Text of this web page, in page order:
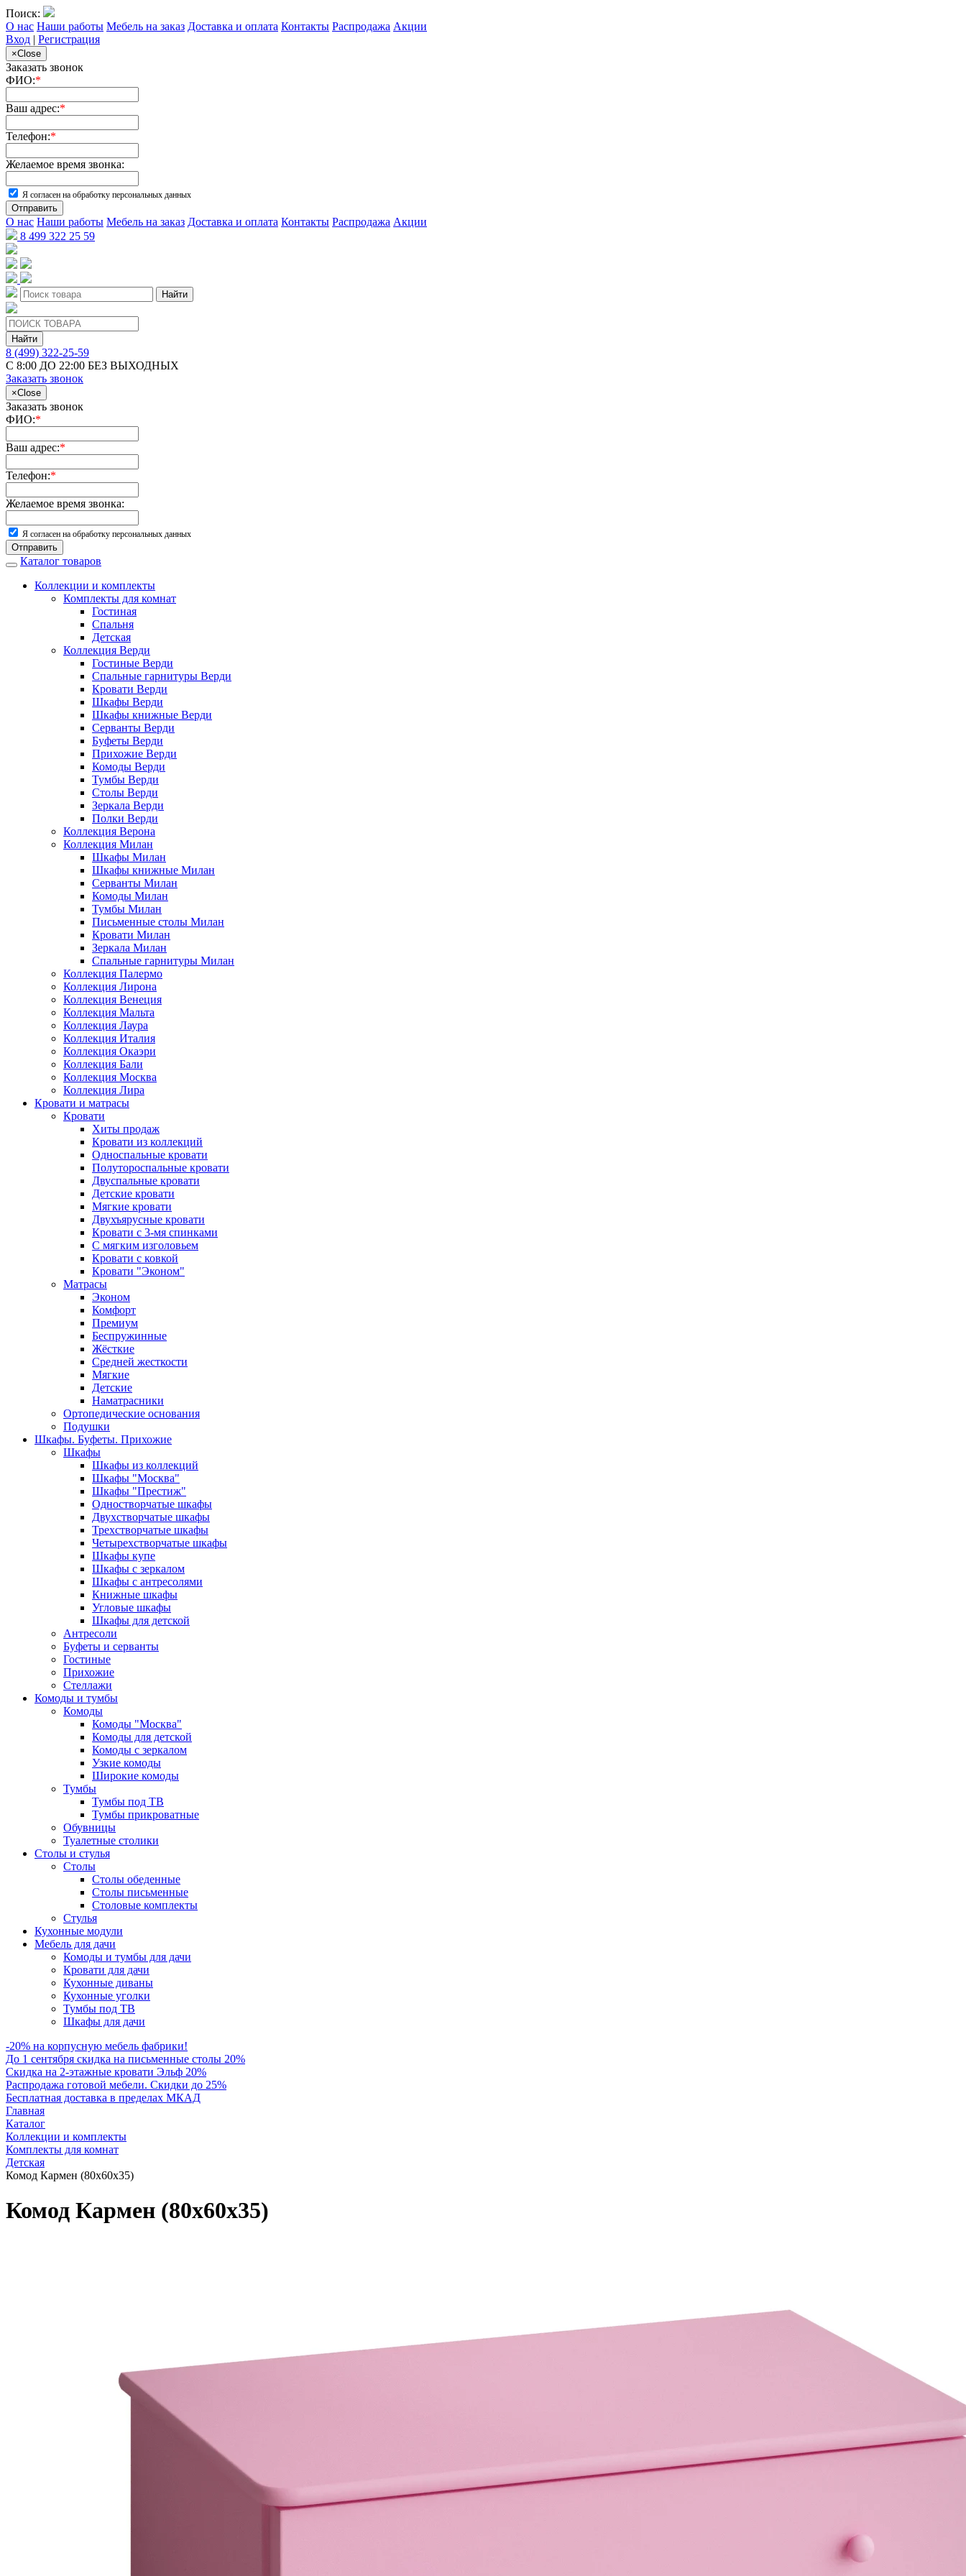
Поиск:
О нас Наши работы Мебель на заказ Доставка и оплата Контакты Распродажа Акции
Вход | Регистрация
×Close
Заказать звонок
ФИО:*
Ваш адрес:*
Телефон:*
Желаемое время звонка:
Я согласен на обработку персональных данных
Отправить
О нас Наши работы Мебель на заказ Доставка и оплата Контакты Распродажа Акции
8 499 322 25 59
Найти
Найти
8 (499) 322-25-59
С 8:00 ДО 22:00 БЕЗ ВЫХОДНЫХ
Заказать звонок
×Close
Заказать звонок
ФИО:*
Ваш адрес:*
Телефон:*
Желаемое время звонка:
Я согласен на обработку персональных данных
Отправить
Каталог товаров
Коллекции и комплекты
Комплекты для комнат
Гостиная
Спальня
Детская
Коллекция Верди
Гостиные Верди
Спальные гарнитуры Верди
Кровати Верди
Шкафы Верди
Шкафы книжные Верди
Серванты Верди
Буфеты Верди
Прихожие Верди
Комоды Верди
Тумбы Верди
Столы Верди
Зеркала Верди
Полки Верди
Коллекция Верона
Коллекция Милан
Шкафы Милан
Шкафы книжные Милан
Серванты Милан
Комоды Милан
Тумбы Милан
Письменные столы Милан
Кровати Милан
Зеркала Милан
Спальные гарнитуры Милан
Коллекция Палермо
Коллекция Лирона
Коллекция Венеция
Коллекция Мальта
Коллекция Лаура
Коллекция Италия
Коллекция Окаэри
Коллекция Бали
Коллекция Москва
Коллекция Лира
Кровати и матрасы
Кровати
Хиты продаж
Кровати из коллекций
Односпальные кровати
Полутороспальные кровати
Двуспальные кровати
Детские кровати
Мягкие кровати
Двухъярусные кровати
Кровати с 3-мя спинками
С мягким изголовьем
Кровати с ковкой
Кровати "Эконом"
Матрасы
Эконом
Комфорт
Премиум
Беспружинные
Жёсткие
Средней жесткости
Мягкие
Детские
Наматрасники
Ортопедические основания
Подушки
Шкафы. Буфеты. Прихожие
Шкафы
Шкафы из коллекций
Шкафы "Москва"
Шкафы "Престиж"
Одностворчатые шкафы
Двухстворчатые шкафы
Трехстворчатые шкафы
Четырехстворчатые шкафы
Шкафы купе
Шкафы с зеркалом
Шкафы с антресолями
Книжные шкафы
Угловые шкафы
Шкафы для детской
Антресоли
Буфеты и серванты
Гостиные
Прихожие
Стеллажи
Комоды и тумбы
Комоды
Комоды "Москва"
Комоды для детской
Комоды с зеркалом
Узкие комоды
Широкие комоды
Тумбы
Тумбы под ТВ
Тумбы прикроватные
Обувницы
Туалетные столики
Столы и стулья
Столы
Столы обеденные
Столы письменные
Столовые комплекты
Стулья
Кухонные модули
Мебель для дачи
Комоды и тумбы для дачи
Кровати для дачи
Кухонные диваны
Кухонные уголки
Тумбы под ТВ
Шкафы для дачи
-20% на корпусную мебель фабрики!
До 1 сентября скидка на письменные столы 20%
Скидка на 2-этажные кровати Эльф 20%
Распродажа готовой мебели. Скидки до 25%
Бесплатная доставка в пределах МКАД
Главная
Каталог
Коллекции и комплекты
Комплекты для комнат
Детская
Комод Кармен (80х60х35)
Комод Кармен (80х60х35)